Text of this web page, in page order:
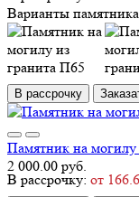
Варианты памятника
В рассрочку
Памятник на
2 000.00 руб.
В рассрочку: от